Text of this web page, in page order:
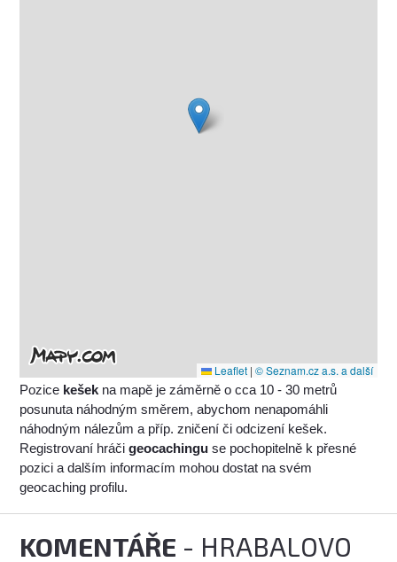
Leaflet | © Seznam.cz a.s. a další
Pozice kešek na mapě je záměrně o cca 10 - 30 metrů
posunuta náhodným směrem, abychom nenapomáhli
náhodným nálezům a příp. zničení či odcizení kešek.
Registrovaní hráčigeocachingu se pochopitelně k přesné
pozici a dalším informacím mohou dostat na svém
geocaching profilu.
KOMENTÁŘE - HRABALOVO